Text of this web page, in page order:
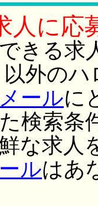
に応
きる求
外の
ールに
検索条
な求人
ルはあ